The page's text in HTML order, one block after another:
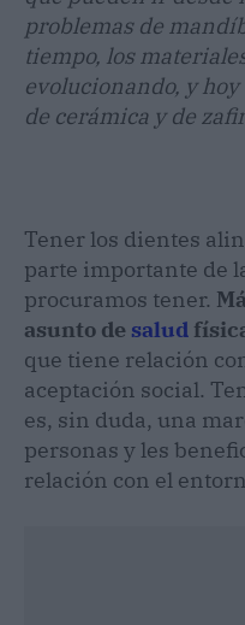
problemas de
tiempo, los
evolucionando, y
de cerámica y de
Tener los dientes
parte importante de
procuramos tener.
asunto de salud
que tiene relación
aceptación social.
es, sin duda, una
personas y les
relación con el